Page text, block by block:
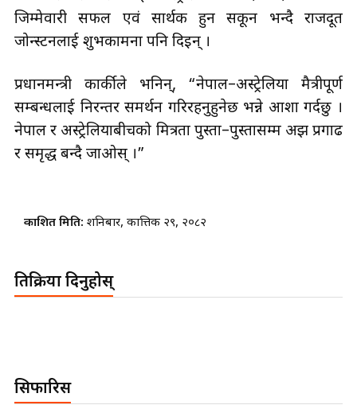
जिम्मेवारी सफल एवं सार्थक हुन सकून भन्दै राजदूत
जोन्स्टनलाई शुभकामना पनि दिइन् ।
प्रधानमन्त्री कार्कीले भनिन्, “नेपाल–अस्ट्रेलिया मैत्रीपूर्ण
सम्बन्धलाई निरन्तर समर्थन गरिरहनुहुनेछ भन्ने आशा गर्दछु ।
नेपाल र अस्ट्रेलियाबीचको मित्रता पुस्तौँ–पुस्तासम्म अझ प्रगाढ
र समृद्ध बन्दै जाओस् ।”
प्रकाशित मिति: शनिबार, कात्तिक २९, २०८२
प्रतिक्रिया दिनुहोस्
सिफारिस